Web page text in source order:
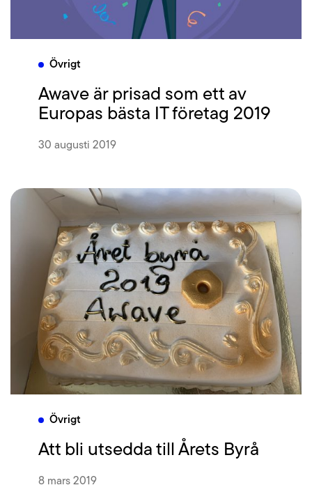
Övrigt
Awave är prisad som ett av
Europas bästa IT företag 2019
30 augusti 2019
Övrigt
Att bli utsedda till Årets Byrå
8 mars 2019